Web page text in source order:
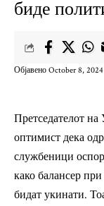
биде
Објавено October 8,
Претседателот
оптимист дека
службеници
како балансер
бидат укинати.